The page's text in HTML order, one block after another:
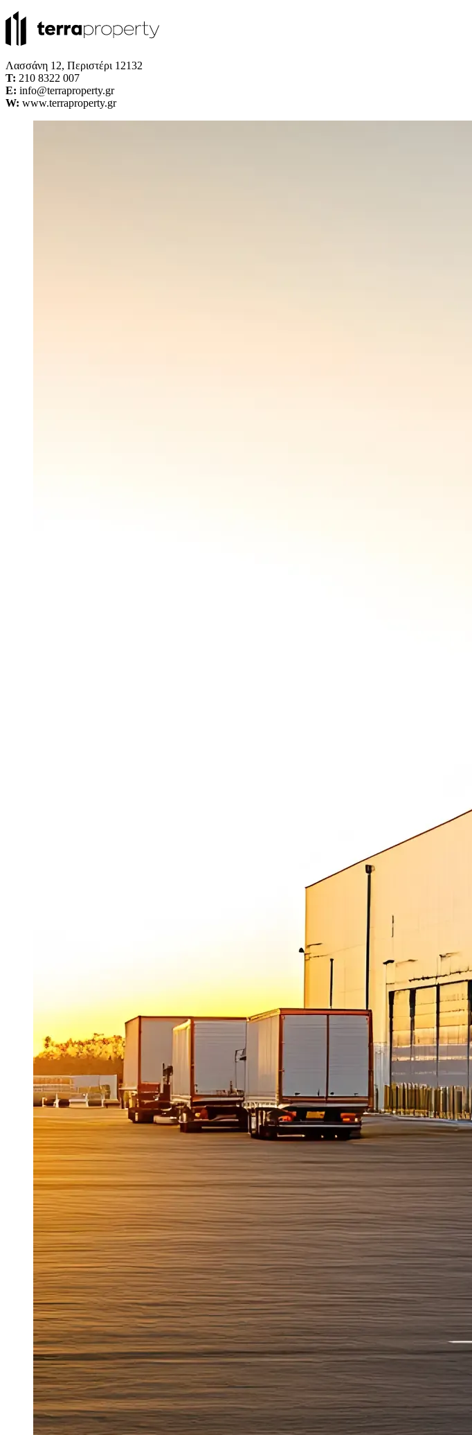
Λασσάνη 12, Περιστέρι 12132
Τ: 210 8322 007
E: info@terraproperty.gr
W: www.terraproperty.gr